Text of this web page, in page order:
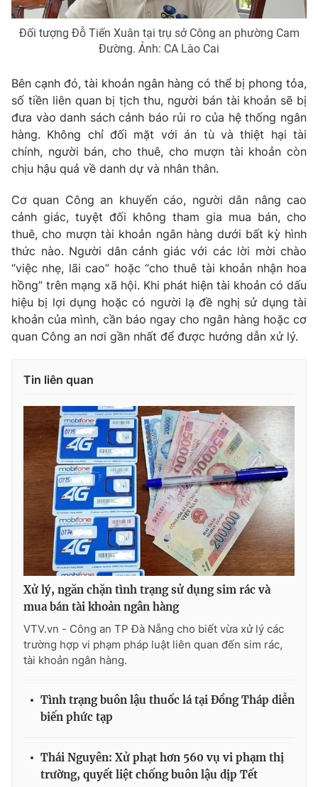
Đối tượng Đỗ Tiến Xuân tại trụ sở Công an phường Cam
Đường. Ảnh: CA Lào Cai
Bên cạnh đó, tài khoản ngân hàng có thể bị phong tỏa,
số tiền liên quan bị tịch thu, người bán tài khoản sẽ bị
đưa vào danh sách cảnh báo rủi ro của hệ thống ngân
hàng. Không chỉ đối mặt với án tù và thiệt hại tài
chính, người bán, cho thuê, cho mượn tài khoản còn
chịu hậu quả về danh dự và nhân thân.
Cơ quan Công an khuyến cáo, người dân nâng cao
cảnh giác, tuyệt đối không tham gia mua bán, cho
thuê, cho mượn tài khoản ngân hàng dưới bất kỳ hình
thức nào. Người dân cảnh giác với các lời mời chào
“việc nhẹ, lãi cao” hoặc “cho thuê tài khoản nhận hoa
hồng” trên mạng xã hội. Khi phát hiện tài khoản có dấu
hiệu bị lợi dụng hoặc có người lạ đề nghị sử dụng tài
khoản của mình, cần báo ngay cho ngân hàng hoặc cơ
quan Công an nơi gần nhất để được hướng dẫn xử lý.
Tin liên quan
Xử lý, ngăn chặn tình trạng sử dụng sim rác và
mua bán tài khoản ngân hàng
VTV.vn - Công an TP Đà Nẵng cho biết vừa xử lý các
trường hợp vi phạm pháp luật liên quan đến sim rác,
tài khoản ngân hàng.
Tình trạng buôn lậu thuốc lá tại Đồng Tháp diễn
biến phức tạp
Thái Nguyên: Xử phạt hơn 560 vụ vi phạm thị
trường, quyết liệt chống buôn lậu dịp Tết